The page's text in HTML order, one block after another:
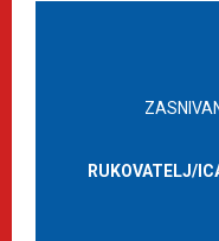
RUKOVATELJ/